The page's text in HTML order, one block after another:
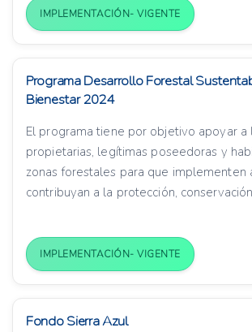
IMPLEMENTACIÓN- VIGENTE
Programa Desarrollo Forestal
Bienestar 2024
El programa tiene por objetivo apoyar a
propietarias, legítimas poseedoras y
zonas forestales para que implementen
contribuyan a la protección,
IMPLEMENTACIÓN- VIGENTE
Fondo Sierra Azul